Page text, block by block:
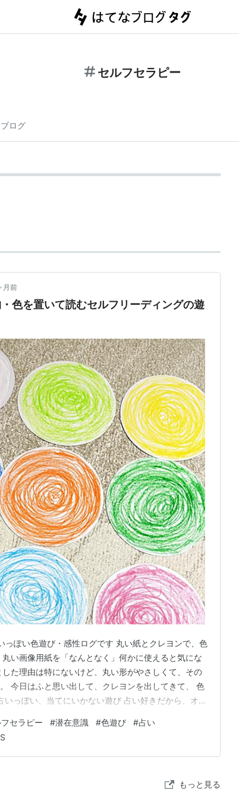
セルフセラピー
ログ
月前
色を置いて読むセルフリーディングの遊
っぽい色遊び・感性ログです 丸い紙とクレヨンで、色
い画像用紙を「なんとなく」何かに使えると気にな
た理由は特にないけど、丸い形がやさしくて、その
今日はふと思い出して、クレヨンを出してきて、 色
っぽい、当てにいかない遊び 占い好きだから、オラ
いうセルフリーディング。 感性をゆるめるためのカ
。 色は選ぶけど…
セラピー #潜在意識 #色遊び #占い
もっと見る